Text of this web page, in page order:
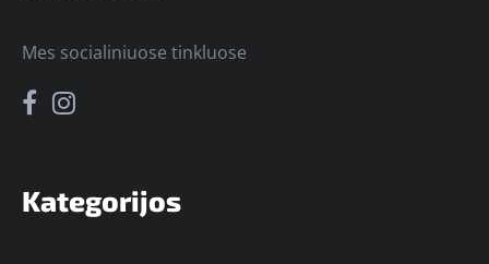
Kategorijos
Mes socialiniuose tinkluose